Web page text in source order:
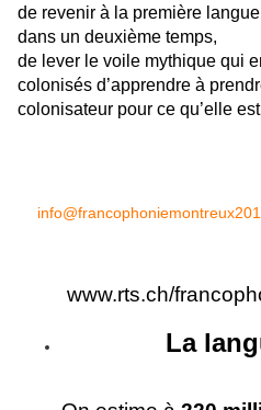
de revenir à la première
dans un deuxième temps,
de lever le voile mythique qui
colonisés d’apprendre à
colonisateur pour ce qu’elle
La